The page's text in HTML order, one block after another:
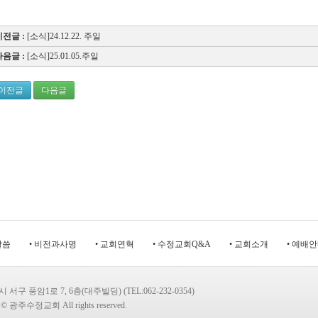
전글 : [소식]24.12.22. 주일
음글 : [소식]25.01.05.주일
전글 다음글
씀 • 비전과사명 • 교회연혁 • 수정교회Q&A • 교회소개 • 예배
서구 풍암1로 7, 6층(대주빌딩) (TEL:062-232-0354)
광주수정교회 All rights reserved.